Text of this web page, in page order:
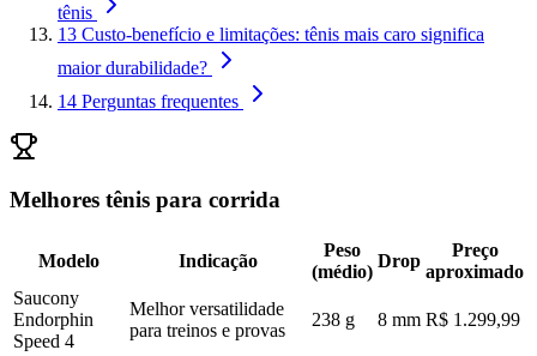
tênis
13 Custo-benefício e limitações: tênis mais caro significa
maior durabilidade?
14 Perguntas frequentes
Melhores tênis para corrida
Modelo Indicação
Peso
(médio)
Drop
Preço
aproximado
Saucony
Endorphin
Speed 4
Melhor versatilidade
para treinos e provas
238 g 8 mm R$ 1.299,99